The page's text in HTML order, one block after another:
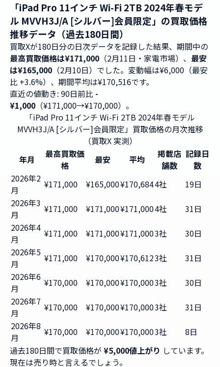
「iPad Pro 11インチ Wi-Fi 2TB 2024年春モデ
ル MVVH3J/A [シルバー]会員限定」の買取価格
推移データ（過去180日間）
買取Xが180日分の日次データを記録した結果、期間中の
最高買取価格は¥171,000 （2月11日・家電市場）、 最安
は¥165,000 （2月10日）でした。変動幅は¥6,000（最安
比 +3.6%）、期間平均は¥170,516です。
直近の値動き: 90日前比 -
¥1,000 （¥171,000→¥170,000）。
「iPad Pro 11インチ Wi-Fi 2TB 2024年春モデル
MVVH3J/A [シルバー]会員限定」買取価格の月次推移
（買取X 実測）
年月
最高買取価
格
最安 平均
掲載店
舗数
記録日
数
2026年2
月
¥171,000 ¥165,000¥170,6844社
19日
2026年3
月
¥171,000 ¥171,000¥171,0004社
31日
2026年4
月
¥171,000 ¥171,000¥171,0003社
30日
2026年5
月
¥171,000 ¥170,000¥170,6123社
31日
2026年6
月
¥170,000 ¥170,000¥170,0003社
30日
2026年7
月
¥170,000 ¥170,000¥170,0003社
31日
2026年8
月
¥170,000 ¥170,000¥170,0003社
8日
過去180日間で買取価格が ¥5,000値上がり しています。
現在は売り時と言えるでしょう。